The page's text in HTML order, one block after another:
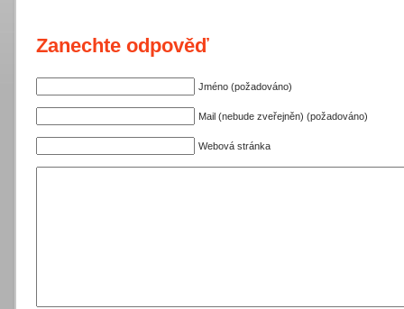
Zanechte odpověď
Jméno (požadováno)
Mail (nebude zveřejněn) (požadováno)
Webová stránka